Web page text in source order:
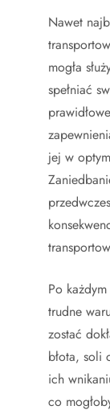
Nawet
mogła
spełniać
jej w
Po
trudne
zostać
błota, soli
ich
co